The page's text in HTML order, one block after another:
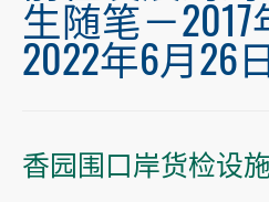
生随笔－
2022年6月26
香园围口岸货检设